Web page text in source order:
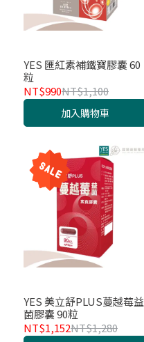
YES 匯紅素補鐵寶膠囊 60
粒
NT$990NT$1,100
加入購物車
YES 美立舒PLUS蔓越莓益
菌膠囊 90粒
NT$1,152NT$1,280